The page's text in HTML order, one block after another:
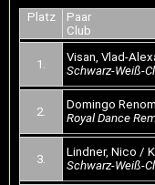
Platz
Paar
Club
1.
Visan, Vlad-
Schwarz-Weiß-
2.
Domingo
Royal Dance
3.
Lindner, Nico /
Schwarz-Weiß-